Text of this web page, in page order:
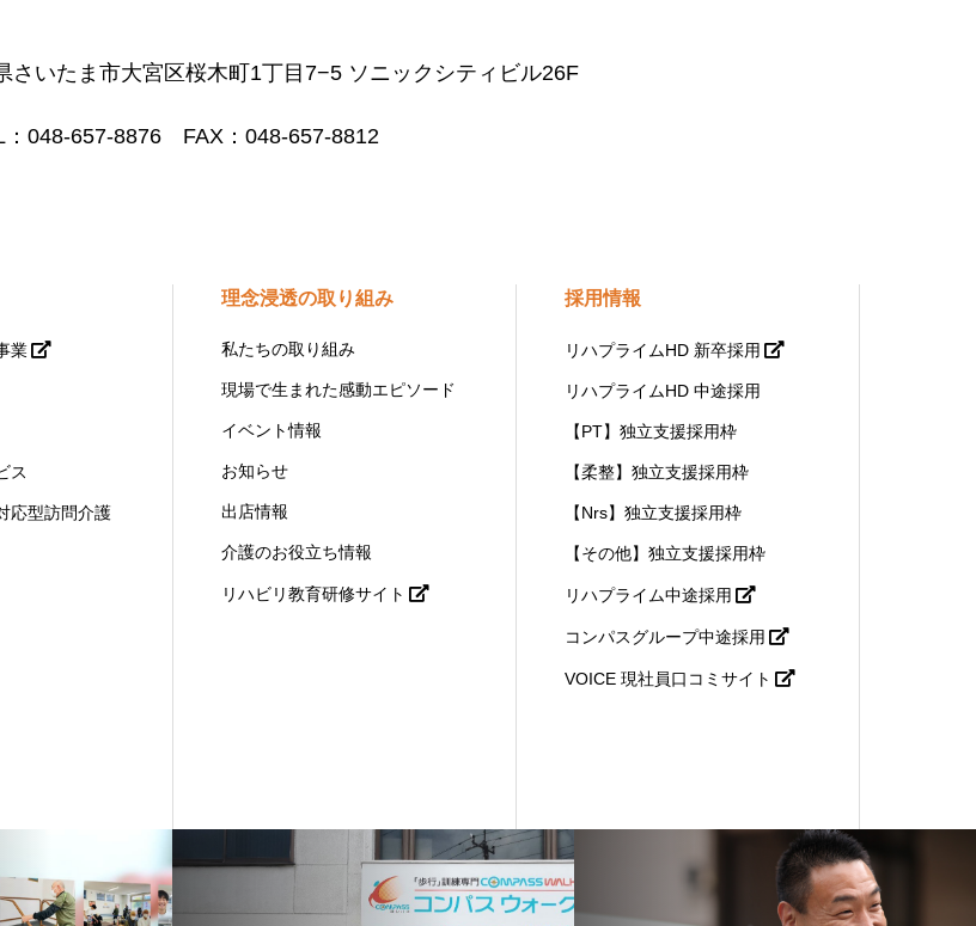
さいたま市大宮区桜木町1丁目7−5 ソニックシティビル26F
：048-657-8876 FAX：048-657-8812
業
ス
応型訪問介護
理念浸透の取り組み
私たちの取り組み
現場で生まれた感動エピソード
イベント情報
お知らせ
出店情報
介護のお役立ち情報
リハビリ教育研修サイト
採用情報
リハプライムHD 新卒採用
リハプライムHD 中途採用
【PT】独立支援採用枠
【柔整】独立支援採用枠
【Nrs】独立支援採用枠
【その他】独立支援採用枠
リハプライム中途採用
コンパスグループ中途採用
VOICE 現社員口コミサイト